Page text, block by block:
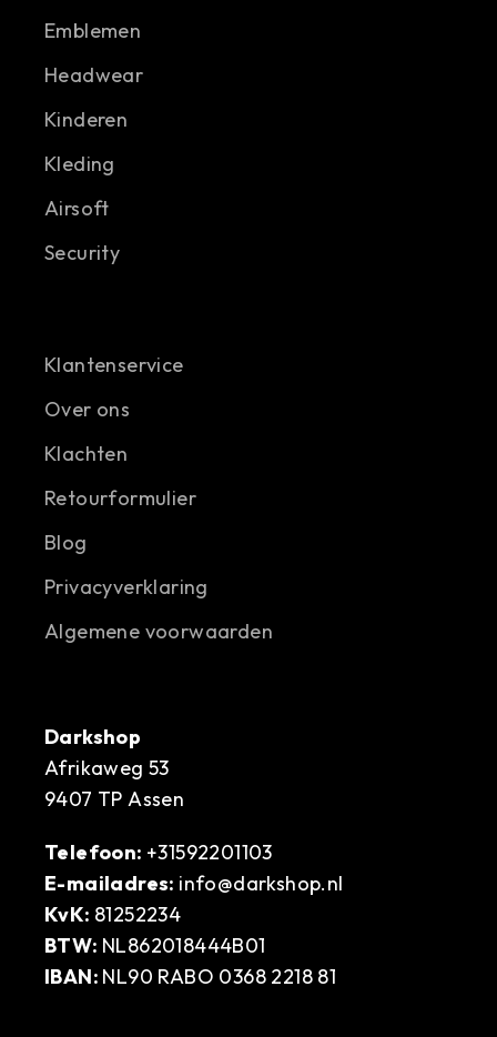
Emblemen
Headwear
Kinderen
Kleding
Airsoft
Security
Klantenservice
Over ons
Klachten
Retourformulier
Blog
Privacyverklaring
Algemene voorwaarden
Darkshop
Afrikaweg 53
9407 TP Assen
Telefoon: +31592201103
E-mailadres: info@darkshop.nl
KvK: 81252234
BTW: NL862018444B01
IBAN: NL90 RABO 0368 2218 81